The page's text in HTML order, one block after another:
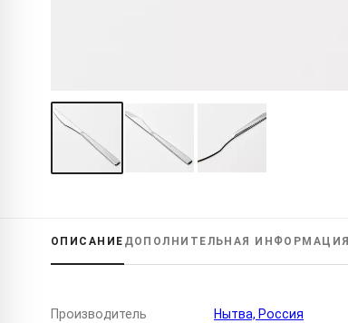
ОПИСАНИЕ ДОПОЛНИТЕЛЬНАЯ ИНФОРМАЦИЯ
Производитель Нытва, Россия